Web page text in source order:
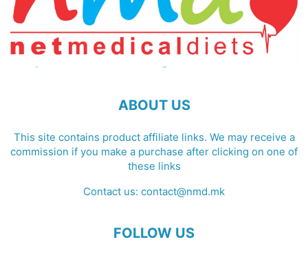
ABOUT US
This site contains product affiliate links. We may receive a
commission if you make a purchase after clicking on one of
these links
Contact us: contact@nmd.mk
FOLLOW US